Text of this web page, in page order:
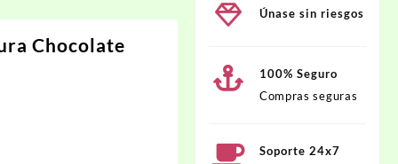
Chocolate
Únase sin riesgos
100% Seguro
Compras seguras
Soporte 24x7